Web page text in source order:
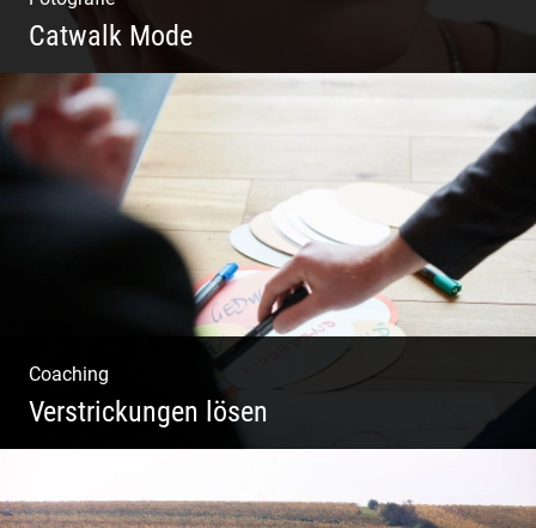
Catwalk Mode
Catwalk Mode Fotografie
Coaching
Verstrickungen lösen
Aufstellung